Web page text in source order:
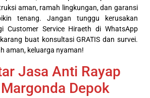
aman, ramah lingkungan, dan garansi
tenang. Jangan tunggu kerusakan
Customer Service Hiraeth di WhatsApp
buat konsultasi GRATIS dan survei.
aman, keluarga nyaman!
Jasa Anti Rayap
Depok